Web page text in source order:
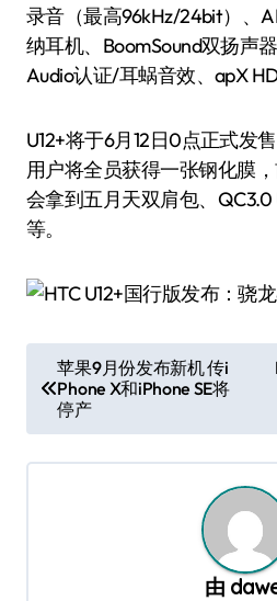
录音（最高96kHz/24bit）、
纳耳机、BoomSound双扬声
Audio认证/耳蜗音效、apX
U12+将于6月12日0点正式发
用户将全员获得一张钢化膜
会拿到五月天双肩包、
等。
章
导
航
苹果9月份发布新机 传i
Phone X和iPhone SE将
停产
由